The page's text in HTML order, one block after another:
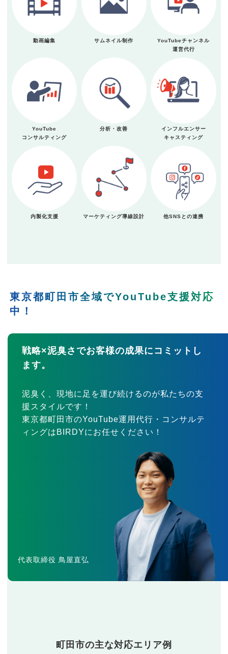
動画編集 サムネイル制作
YouTubeチャンネル
運営代行
YouTube
コンサルティング
分析・改善
インフルエンサー
キャスティング
内製化支援 マーケティング導線設計 他SNSとの連携
東京都町田市全域でYouTube支援対応
中！
戦略×泥臭さでお客様の成果にコミットし
ます。
泥臭く、現地に足を運び続けるのが私たちの支
援スタイルです！
東京都町田市のYouTube運用代行・コンサルテ
ィングはBIRDYにお任せください！
代表取締役 鳥屋直弘
町田市の主な対応エリア例